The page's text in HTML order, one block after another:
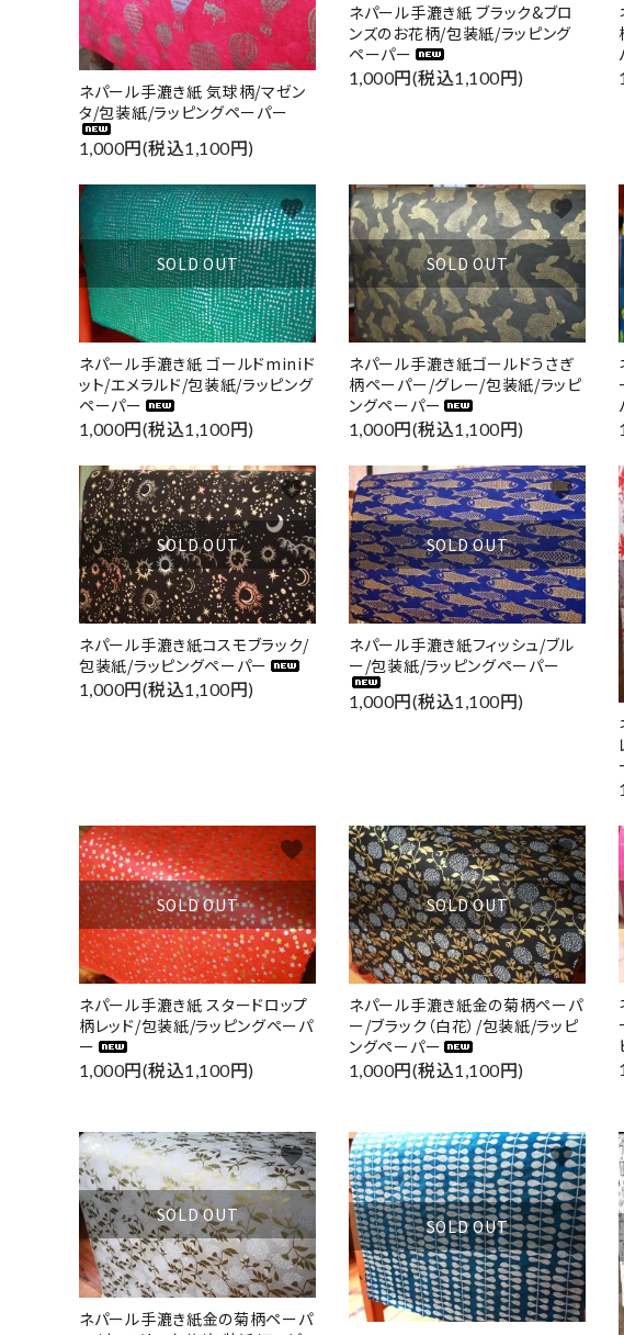
ネパール手漉き紙 気球柄/マゼン
タ/包装紙/ラッピングペーパー
1,000円(税込1,100円)
ネパール手漉き紙 ブラック&ブロ
ンズのお花柄/包装紙/ラッピング
ペーパー
1,000円(税込1,100円)
SOLD OUT
ネパール手漉き紙 ゴールドminiド
ット/エメラルド/包装紙/ラッピング
ペーパー
1,000円(税込1,100円)
favorite
SOLD OUT
ネパール手漉き紙ゴールドうさぎ
柄ペーパー/グレー/包装紙/ラッピ
ングペーパー
1,000円(税込1,100円)
favorite
SOLD OUT
ネパール手漉き紙コスモブラック/
包装紙/ラッピングペーパー
1,000円(税込1,100円)
favorite
SOLD OUT
ネパール手漉き紙フィッシュ/ブル
ー/包装紙/ラッピングペーパー
1,000円(税込1,100円)
favorite
SOLD OUT
ネパール手漉き紙 スタードロップ
柄レッド/包装紙/ラッピングペーパ
ー
1,000円(税込1,100円)
favorite
SOLD OUT
ネパール手漉き紙金の菊柄ペーパ
ー/ブラック（白花）/包装紙/ラッピ
ングペーパー
1,000円(税込1,100円)
favorite
SOLD OUT
ネパール手漉き紙金の菊柄ペーパ
favorite
SOLD OUT
favorite
キーワード
カテゴリー